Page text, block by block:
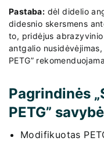
Pastaba: dėl didelio
didesnio skersmens
to, pridėjus
antgalio
PETG”
Pagrindinės
PETG”
Modifikuotas